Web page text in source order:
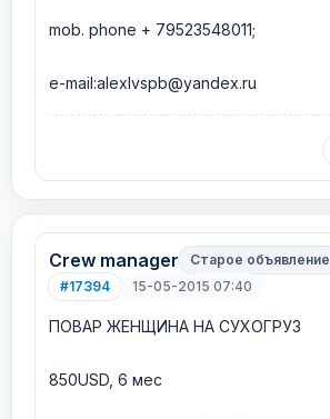
mob. phone + 79523548011;
e-mail:alexlvspb@yandex.ru
Crew manager
Старое объявление
#17394
15-05-2015 07:40
ПОВАР ЖЕНЩИНА НА СУХОГРУЗ
850USD, 6 мес